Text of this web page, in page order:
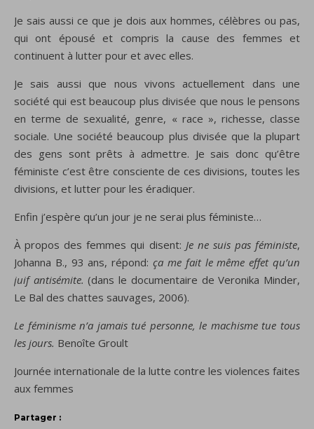
Je sais aussi ce que je dois aux hommes, célèbres ou pas,
qui ont épousé et compris la cause des femmes et
continuent à lutter pour et avec elles.
Je sais aussi que nous vivons actuellement dans une
société qui est beaucoup plus divisée que nous le pensons
en terme de sexualité, genre, « race », richesse, classe
sociale. Une société beaucoup plus divisée que la plupart
des gens sont prêts à admettre. Je sais donc qu’être
féministe c’est être consciente de ces divisions, toutes les
divisions, et lutter pour les éradiquer.
Enfin j’espère qu’un jour je ne serai plus féministe…
À propos des femmes qui disent: Je ne suis pas féministe,
Johanna B., 93 ans, répond:ça me fait le même effet qu’un
juif antisémite. (dans le documentaire de Veronika Minder,
Le Bal des chattes sauvages, 2006).
Le féminisme n’a jamais tué personne, le machisme tue tous
les jours. Benoîte Groult
Journée internationale de la lutte contre les violences faites
aux femmes
Partager :